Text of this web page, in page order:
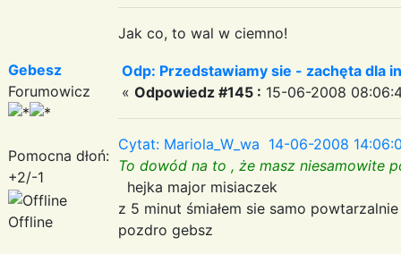
Jak co, to wal w ciemno!
Gebesz
Forumowicz
Pomocna dłoń:
+2/-1
Offline
Odp: Przedstawiamy sie - zachęta dla
« Odpowiedz #145 : 15-06-2008
Cytat: Mariola_W_wa 14-06-2008
To dowód na to , że masz niesamowite
hejka major misiaczek
z 5 minut śmiałem sie samo powtarzalnie
pozdro gebsz